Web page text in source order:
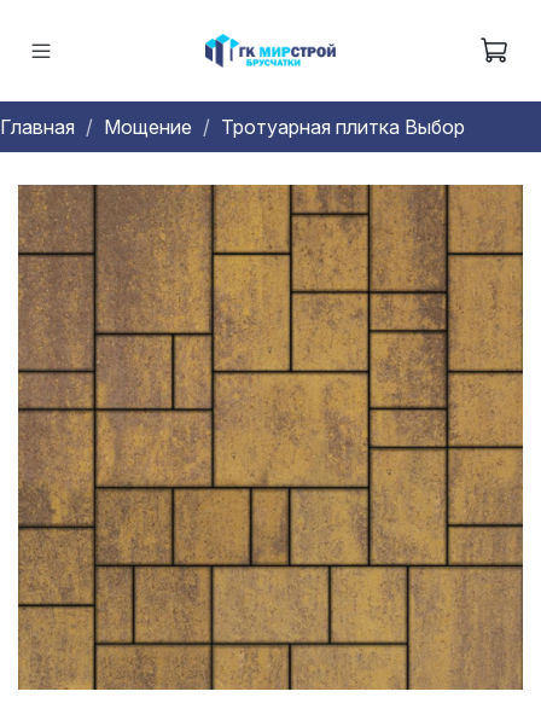
Главная Мощение Тротуарная плитка Выбор